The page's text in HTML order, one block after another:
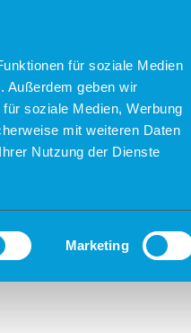
für soziale Medien
Außerdem geben wir
soziale Medien, Werbung
mit weiteren Daten
Nutzung der Dienste
Marketing